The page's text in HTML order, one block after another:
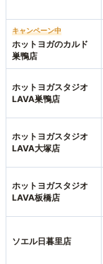
キャンペーン中
ホットヨガのカルド
巣鴨店
ホットヨガスタジオ
LAVA巣鴨店
ホットヨガスタジオ
LAVA大塚店
ホットヨガスタジオ
LAVA板橋店
ソエル日暮里店